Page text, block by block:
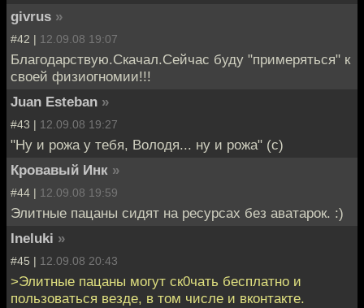
givrus »
#42 | 12.09.08 19:07
Благодарствую.Скачал.Сейчас буду "примеряться" к
своей физиогномии!!!
Juan Esteban »
#43 | 12.09.08 19:27
"Ну и рожа у тебя, Володя... ну и рожа" (с)
Кровавый Инк »
#44 | 12.09.08 19:59
Элитные пацаны сидят на ресурсах без аватарок. :)
Ineluki »
#45 | 12.09.08 20:43
>Элитные пацаны могут ск0чать бесплатно и
пользоваться везде, в том числе и вконтакте.